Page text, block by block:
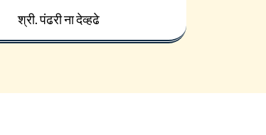
श्री. पंढरी ना देव्हढे